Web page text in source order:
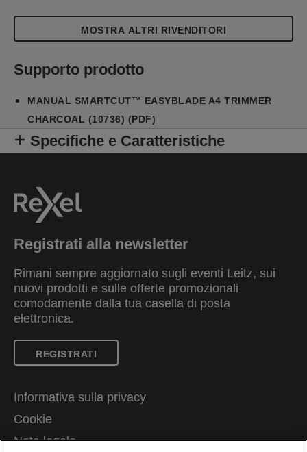
"premi e rilascia".
MOSTRA ALTRI RIVENDITORI
Supporto prodotto
MANUAL SMARTCUT™ EASYBLADE A4 TRIMMER
CHARCOAL (10736) (PDF)
Specifiche e Caratteristiche
Registrati alla newsletter
Rimani sempre aggiornato sugli eventi Leitz, sui
nuovi prodotti e sulle offerte promozionali
comodamente dalla tua casella di posta
elettronica.
REGISTRATI
Informativa sulla privacy
Cookie
Nota legale